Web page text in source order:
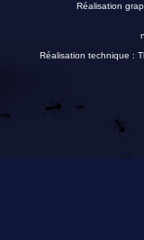
Réalisation
Réalisation technique :